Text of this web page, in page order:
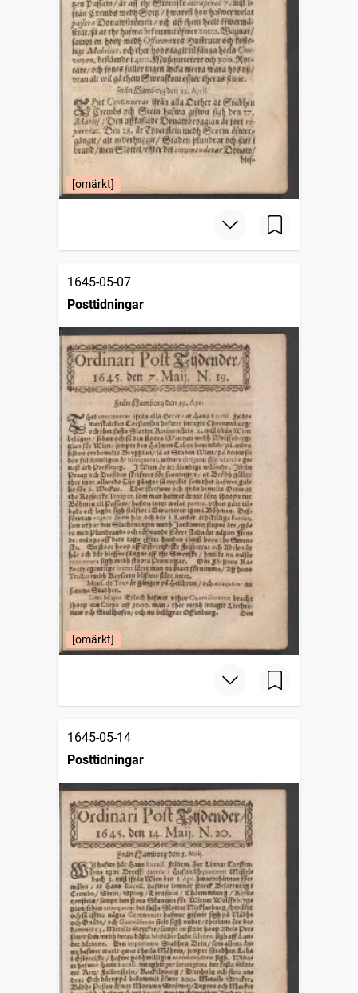
[omärkt]
1645-05-07
Posttidningar
[omärkt]
1645-05-14
Posttidningar